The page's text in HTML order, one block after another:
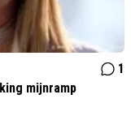
1
mijnramp